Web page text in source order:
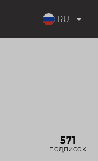
RU
571
подписок